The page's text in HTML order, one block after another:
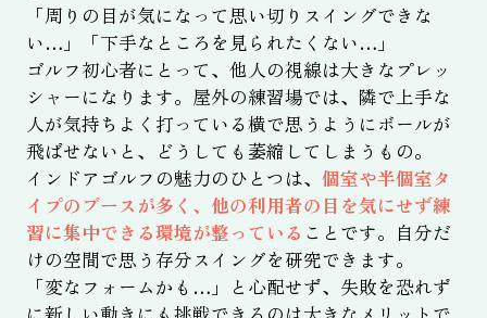
「周りの目が気になって思い切りスイングできな
い…」「下手なところを見られたくない…」
ゴルフ初心者にとって、他人の視線は大きなプレッ
シャーになります。屋外の練習場では、隣で上手な
人が気持ちよく打っている横で思うようにボールが
飛ばせないと、どうしても萎縮してしまうもの。
インドアゴルフの魅力のひとつは、 個室や半個室タ
イプのブースが多く、他の利用者の目を気にせず練
習に集中できる環境が整っている ことです。自分だ
けの空間で思う存分スイングを研究できます。
「変なフォームかも…」と心配せず、失敗を恐れず